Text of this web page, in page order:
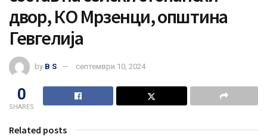
двор, КО Мрзенци, општина
Гевгелија
by B S септември 10, 2024
0
SHARES
Related posts